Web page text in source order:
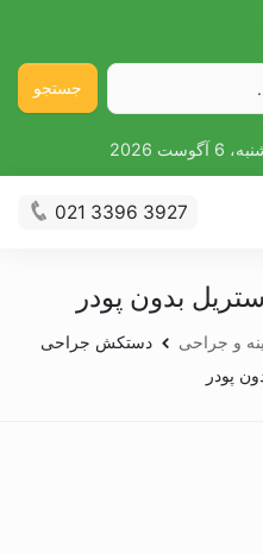
جستجو
آگوست 2026
021 3396 3927
بدون پودر
و جراحی
دستکش جراحی
پودر